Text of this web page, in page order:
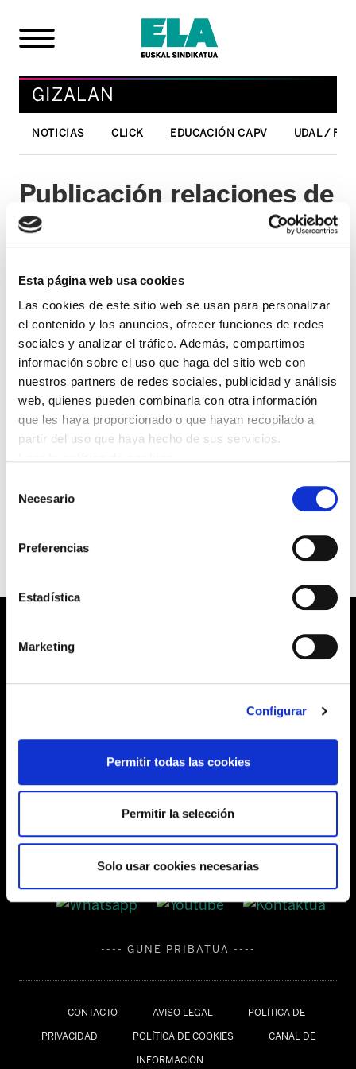
Esta página web usa cookies
Las cookies de este sitio web se usan para personalizar
el contenido y los anuncios, ofrecer funciones de redes
sociales y analizar el tráfico. Además, compartimos
información sobre el uso que haga del sitio web con
nuestros partners de redes sociales, publicidad y análisis
web, quienes pueden combinarla con otra información
que les haya proporcionado o que hayan recopilado a
partir del uso que haya hecho de sus servicios.
Necesario
Preferencias
Estadística
Marketing
Configurar
Permitir todas las cookies
Permitir la selección
Solo usar cookies necesarias
GIZALAN
NOTICIAS CLICK EDUCACIÓN CAPV UDAL /
Publicación relaciones de
aprobados
GIZALAN
Con fecha 18 de septiembre, Osakidetza
ha colgado en su página web un aviso
donde se anuncia la publicación de las
Resoluciones de aprobados de la fase de
oposición (base 12.5 de las bases
generales) de las categorías siguientes:
aprobados
CONTACTO AVISO LEGAL POLÍTICA DE
PRIVACIDAD POLÍTICA DE COOKIES CANAL DE
INFORMACIÓN
---- GUNE PRIBATUA ----